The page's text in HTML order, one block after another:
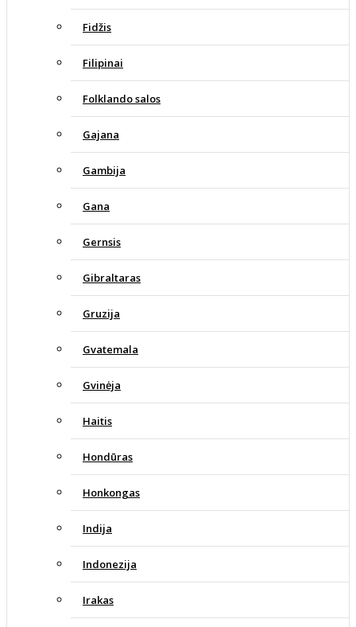
Fidžis
Filipinai
Folklando salos
Gajana
Gambija
Gana
Gernsis
Gibraltaras
Gruzija
Gvatemala
Gvinėja
Haitis
Hondūras
Honkongas
Indija
Indonezija
Irakas